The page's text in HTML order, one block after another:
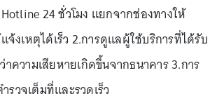
24 ชั่วโมง แยกจากช่องทางให้
จ้งเหตุได้เร็ว 2.การดูแลผู้ใช้บริการที่ได้รับ
ความเสียหายเกิดขึ้นจากธนาคาร 3.การ
วจเต็มที่และรวดเร็ว